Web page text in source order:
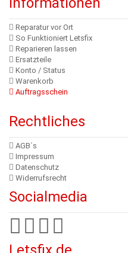
Reparatur vor Ort
So Funktioniert Letsfix
Reparieren lassen
Ersatzteile
Konto / Status
Warenkorb
Auftragsschein
Rechtliches
AGB´s
Impressum
Datenschutz
Widerrufsrecht
Socialmedia